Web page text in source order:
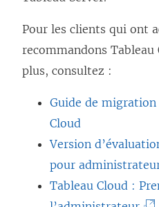
n
o
u
Pour les clients qui ont
recommandons Tableau
plus, consultez :
Guide de
Cloud
Version
pour
Tableau Cloud :